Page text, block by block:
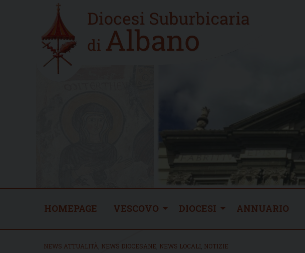
Home
new
HOMEPAGE VESCOVO DIOCESI ANNUARIO
NEWS ATTUALITÀ NEWS DIOCESANE NEWS LOCALI NOTIZIE